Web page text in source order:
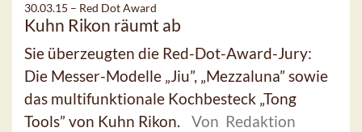
30.03.15 – Red Dot Award
Kuhn Rikon räumt ab
Sie überzeugten die Red-Dot-Award-Jury:
Die Messer-Modelle „Jiu”, „Mezzaluna” sowie
das multifunktionale Kochbesteck „Tong
Tools” von Kuhn Rikon.
Von Redaktion